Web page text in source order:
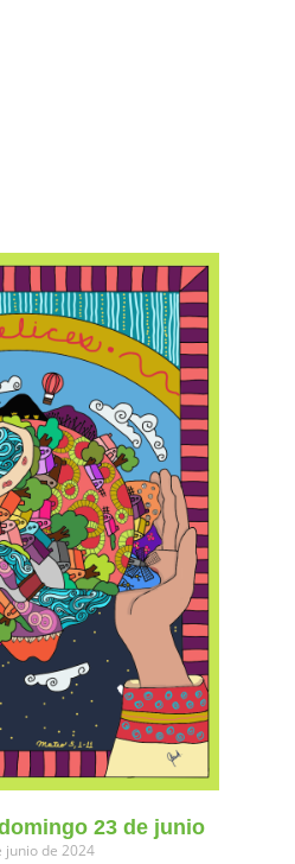
23 de junio
junio de 2024